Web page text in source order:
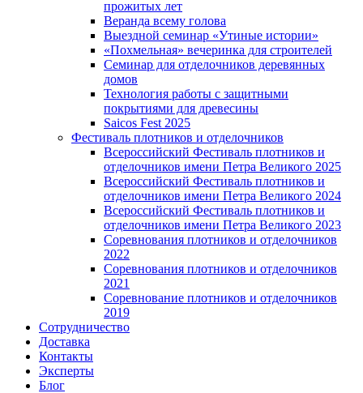
прожитых лет
Веранда всему голова
Выездной семинар «Утиные истории»
«Похмельная» вечеринка для строителей
Семинар для отделочников деревянных
домов
Технология работы с защитными
покрытиями для древесины
Saicos Fest 2025
Фестиваль плотников и отделочников
Всероссийский Фестиваль плотников и
отделочников имени Петра Великого 2025
Всероссийский Фестиваль плотников и
отделочников имени Петра Великого 2024
Всероссийский Фестиваль плотников и
отделочников имени Петра Великого 2023
Соревнования плотников и отделочников
2022
Соревнования плотников и отделочников
2021
Соревнование плотников и отделочников
2019
Сотрудничество
Доставка
Контакты
Эксперты
Блог